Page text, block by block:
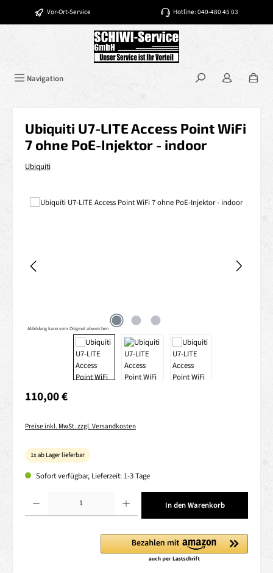
Zum Hauptinhalt springen
Vor-Ort-Service Hotline: 040-480 45 03
Navigation
Ubiquiti U7-LITE Access Point WiFi
7 ohne PoE-Injektor - indoor
Ubiquiti
Bildergalerie überspringen
Abbildung kann vom Original abweichen
Regulärer Preis:
110,00 €
Preise inkl. MwSt. zzgl. Versandkosten
1x ab Lager lieferbar
Sofort verfügbar, Lieferzeit: 1-3 Tage
In den Warenkorb